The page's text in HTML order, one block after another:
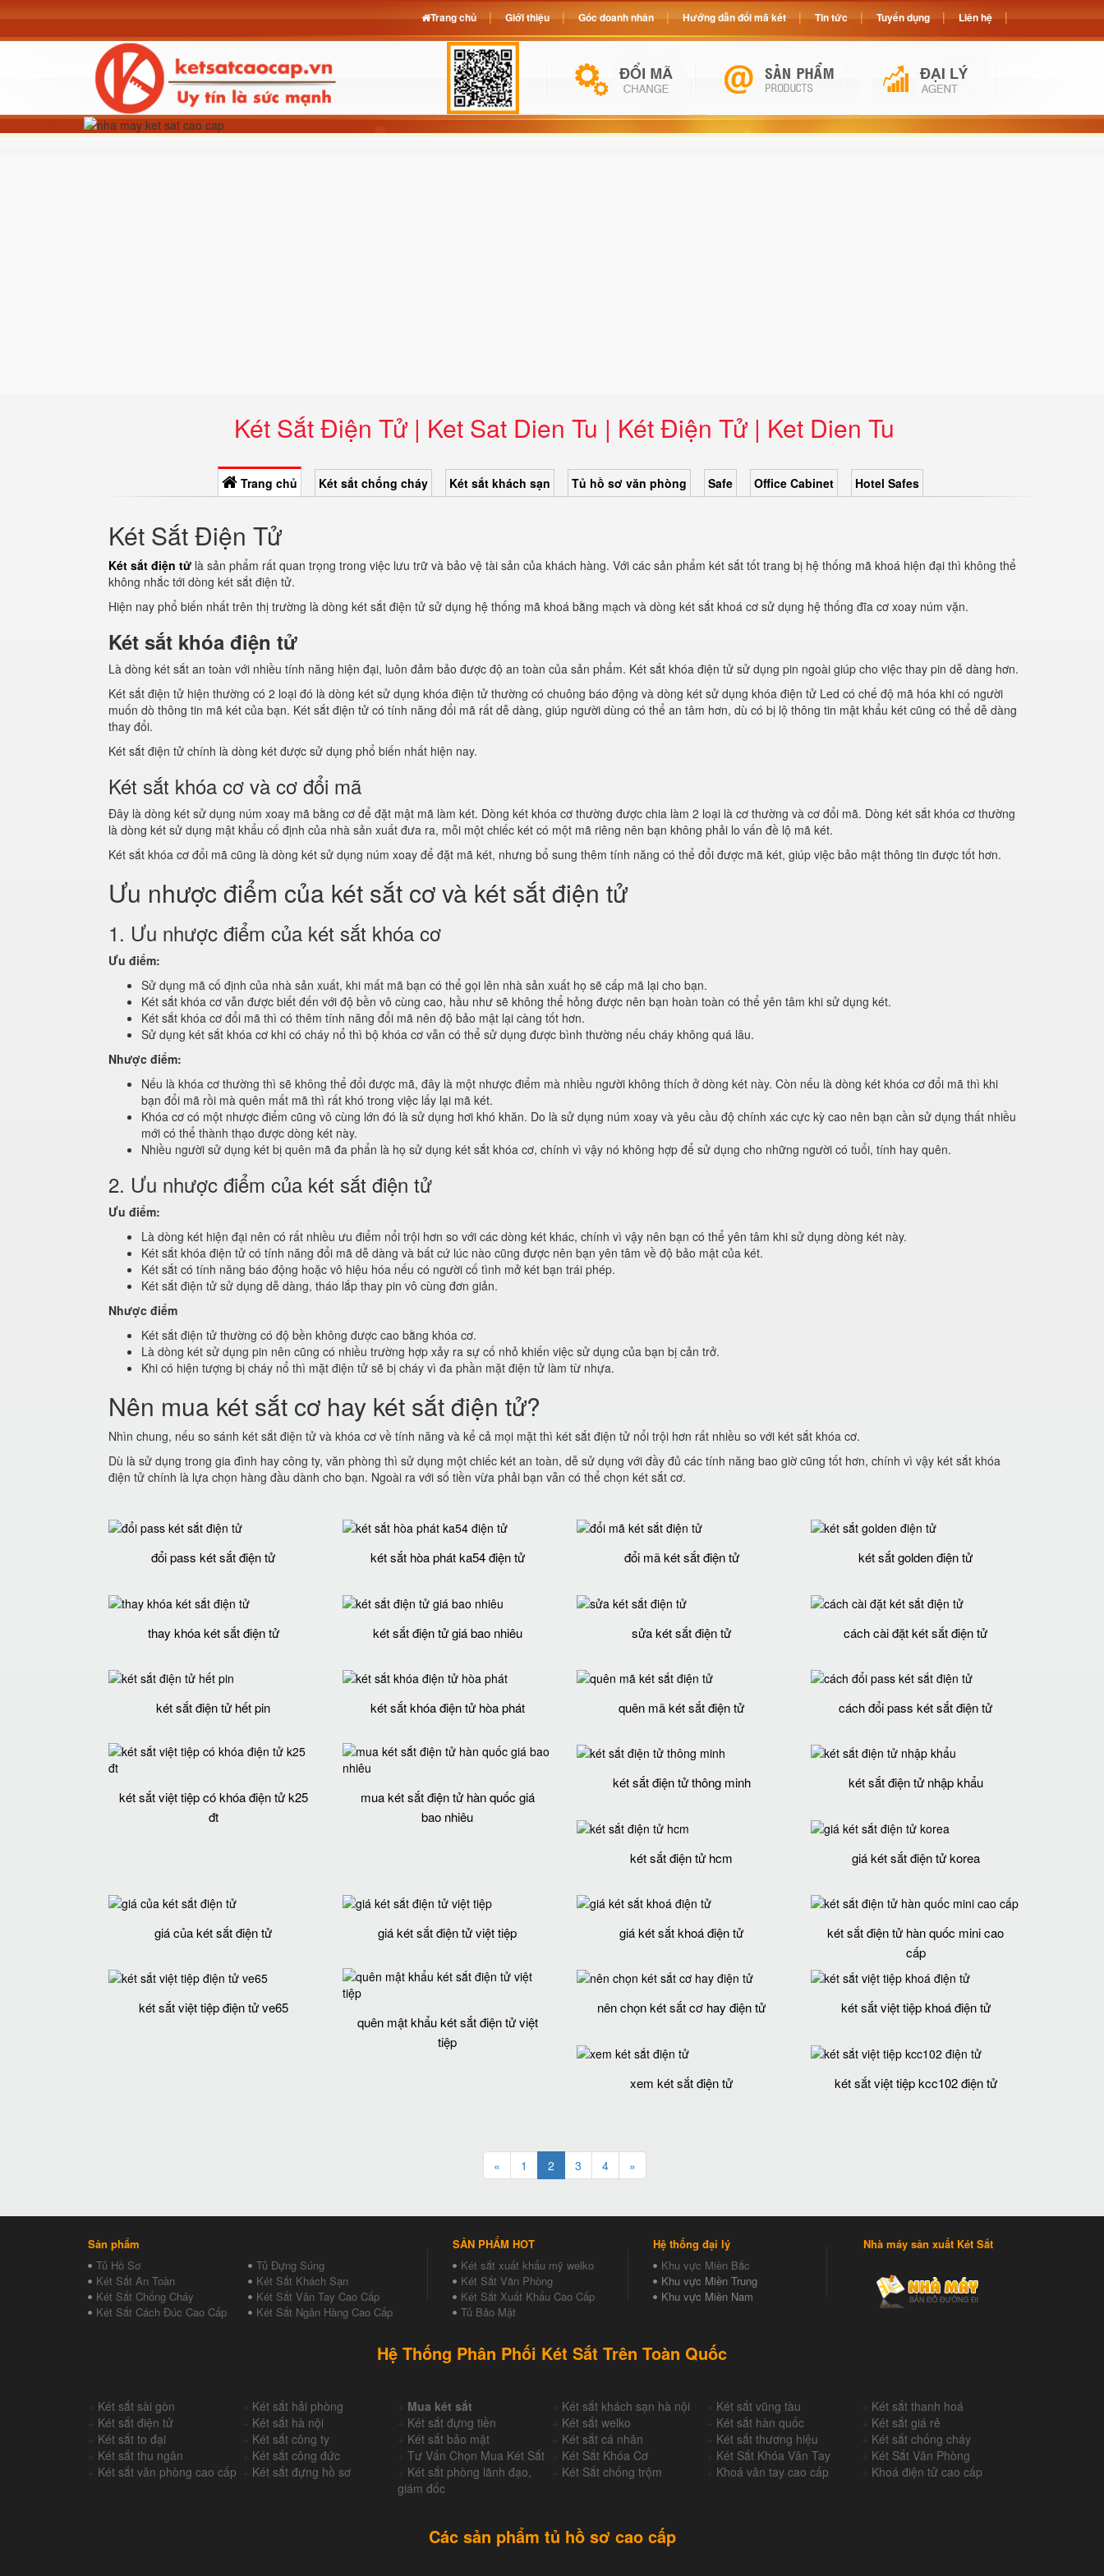
Két Sắt Điện Tử | Ket Sat Dien Tu | Két Điện Tử | Ket Dien Tu
Trang chủ Két sắt chống cháy Két sắt khách sạn Tủ hồ sơ văn phòng Safe Office Cabinet Hotel Safes
Két Sắt Điện Tử
Két sắt điện tử là sản phẩm rất quan trọng trong việc lưu trữ và bảo vệ tài sản của khách hàng. Với các sản phẩm két sắt tốt trang bị hệ thống mã khoá hiện đại thì không thể
không nhắc tới dòng két sắt điện tử.
Hiện nay phổ biến nhất trên thị trường là dòng két sắt điện tử sử dụng hệ thống mã khoá bằng mạch và dòng két sắt khoá cơ sử dụng hệ thống đĩa cơ xoay núm vặn.
Két sắt khóa điện tử
Là dòng két sắt an toàn với nhiều tính năng hiện đại, luôn đảm bảo được độ an toàn của sản phẩm. Két sắt khóa điện tử sử dụng pin ngoài giúp cho việc thay pin dễ dàng hơn.
Két sắt điện tử hiện thường có 2 loại đó là dòng két sử dụng khóa điện tử thường có chuông báo động và dòng két sử dụng khóa điện tử Led có chế độ mã hóa khi có người
muốn dò thông tin mã két của bạn. Két sắt điện tử có tính năng đổi mã rất dễ dàng, giúp người dùng có thể an tâm hơn, dù có bị lộ thông tin mật khẩu két cũng có thể dễ dàng
thay đổi.
Két sắt điện tử chính là dòng két được sử dụng phổ biến nhất hiện nay.
Két sắt khóa cơ và cơ đổi mã
Đây là dòng két sử dụng núm xoay mã bằng cơ để đặt mật mã làm két. Dòng két khóa cơ thường được chia làm 2 loại là cơ thường và cơ đổi mã. Dòng két sắt khóa cơ thường
là dòng két sử dụng mật khẩu cố định của nhà sản xuất đưa ra, mỗi một chiếc két có một mã riêng nên bạn không phải lo vấn đề lộ mã két.
Két sắt khóa cơ đổi mã cũng là dòng két sử dụng núm xoay để đặt mã két, nhưng bổ sung thêm tính năng có thể đổi được mã két, giúp việc bảo mật thông tin được tốt hơn.
Ưu nhược điểm của két sắt cơ và két sắt điện tử
1. Ưu nhược điểm của két sắt khóa cơ
Ưu điểm:
Sử dụng mã cố định của nhà sản xuất, khi mất mã bạn có thể gọi lên nhà sản xuất họ sẽ cấp mã lại cho bạn.
Két sắt khóa cơ vẫn được biết đến với độ bền vô cùng cao, hầu như sẽ không thể hỏng được nên bạn hoàn toàn có thể yên tâm khi sử dụng két.
Két sắt khóa cơ đổi mã thì có thêm tính năng đổi mã nên độ bảo mật lại càng tốt hơn.
Sử dụng két sắt khóa cơ khi có cháy nổ thì bộ khóa cơ vẫn có thể sử dụng được bình thường nếu cháy không quá lâu.
Nhược điểm:
Nếu là khóa cơ thường thì sẽ không thể đổi được mã, đây là một nhược điểm mà nhiều người không thích ở dòng két này. Còn nếu là dòng két khóa cơ đổi mã thì khi
bạn đổi mã rồi mà quên mất mã thì rất khó trong việc lấy lại mã két.
Khóa cơ có một nhược điểm cũng vô cùng lớn đó là sử dụng hơi khó khăn. Do là sử dụng núm xoay và yêu cầu độ chính xác cực kỳ cao nên bạn cần sử dụng thất nhiều
mới có thể thành thạo được dòng két này.
Nhiều người sử dụng két bị quên mã đa phẩn là họ sử dụng két sắt khóa cơ, chính vì vậy nó không hợp để sử dụng cho những người có tuổi, tính hay quên.
2. Ưu nhược điểm của két sắt điện tử
Ưu điểm:
Là dòng két hiện đại nên có rất nhiều ưu điểm nổi trội hơn so với các dòng két khác, chính vì vậy nên bạn có thể yên tâm khi sử dụng dòng két này.
Két sắt khóa điện tử có tính năng đổi mã dễ dàng và bất cứ lúc nào cũng được nên bạn yên tâm về độ bảo mật của két.
Két sắt có tính năng báo động hoặc vô hiệu hóa nếu có người cố tình mở két bạn trái phép.
Két sắt điện tử sử dụng dễ dàng, tháo lắp thay pin vô cùng đơn giản.
Nhược điểm
Két sắt điện tử thường có độ bền không được cao bằng khóa cơ.
Là dòng két sử dụng pin nên cũng có nhiều trường hợp xảy ra sự cố nhỏ khiến việc sử dụng của bạn bị cản trở.
Khi có hiện tượng bị cháy nổ thì mặt điện tử sẽ bị cháy vì đa phần mặt điện tử làm từ nhựa.
Nên mua két sắt cơ hay két sắt điện tử?
Nhìn chung, nếu so sánh két sắt điện tử và khóa cơ về tính năng và kể cả mọi mặt thì két sắt điện tử nổi trội hơn rất nhiều so với két sắt khóa cơ.
Dù là sử dụng trong gia đình hay công ty, văn phòng thì sử dụng một chiếc két an toàn, dễ sử dụng với đầy đủ các tính năng bao giờ cũng tốt hơn, chính vì vậy két sắt khóa
điện tử chính là lựa chọn hàng đầu dành cho bạn. Ngoài ra với số tiền vừa phải bạn vẫn có thể chọn két sắt cơ.
đổi pass két sắt điện tử két sắt hòa phát ka54 điện tử đổi mã két sắt điện tử két sắt golden điện tử
thay khóa két sắt điện tử két sắt điện tử giá bao nhiêu sửa két sắt điện tử cách cài đặt két sắt điện tử
két sắt điện tử hết pin két sắt khóa điện tử hòa phát quên mã két sắt điện tử cách đổi pass két sắt điện tử
két sắt việt tiệp có khóa điện tử k25
đt
mua két sắt điện tử hàn quốc giá
bao nhiêu
két sắt điện tử thông minh két sắt điện tử nhập khẩu
két sắt điện tử hcm giá két sắt điện tử korea
giá của két sắt điện tử giá két sắt điện tử việt tiệp giá két sắt khoá điện tử
két sắt điện tử hàn quốc mini cao
cấp
két sắt việt tiệp điện tử ve65
quên mật khẩu két sắt điện tử việt
tiệp
nên chọn két sắt cơ hay điện tử két sắt việt tiệp khoá điện tử
xem két sắt điện tử két sắt việt tiệp kcc102 điện tử
« 1 2 3 4 »
Sản phẩm
Tủ Hồ Sơ
Tủ Đựng Súng
Két Sắt An Toàn
Két Sắt Khách Sạn
Két Sắt Chống Cháy
Két Sắt Vân Tay Cao Cấp
Két Sắt Cách Đúc Cao Cấp
Két Sắt Ngân Hàng Cao Cấp
SẢN PHẨM HOT
Két sắt xuất khẩu mỹ welko
Két Sắt Văn Phòng
Két Sắt Xuất Khẩu Cao Cấp
Tủ Bảo Mật
Hệ thống đại lý
Khu vực Miền Bắc
Khu vực Miền Trung
Khu vực Miền Nam
Nhà máy sản xuất Két Sắt
Hệ Thống Phân Phối Két Sắt Trên Toàn Quốc
Két sắt sài gòn Két sắt hải phòng Mua két sắt Két sắt khách sạn hà nội Két sắt vũng tàu
Két sắt thanh hoá
Két sắt điện tử Két sắt hà nội Két sắt đựng tiền Két sắt welko Két sắt hàn quốc
Két sắt giá rẻ
Két sắt to đại Két sắt công ty Két sắt bảo mật Két sắt cá nhân Két sắt thương hiệu
Két sắt chống cháy
Két sắt thu ngân Két sắt công đức Tư Vấn Chọn Mua Két Sắt Két Sắt Khóa Cơ Két Sắt Khóa Vân Tay
Két Sắt Văn Phòng
Két sắt văn phòng cao cấp Két sắt đựng hồ sơ
Két sắt phòng lãnh đạo,
giám đốc
Két Sắt chống trộm Khoá vân tay cao cấp Khoá điện tử cao cấp
Các sản phẩm tủ hồ sơ cao cấp
Trang chủ Giới thiệu Góc doanh nhân Hướng dẫn đổi mã két Tin tức Tuyển dụng Liên hệ